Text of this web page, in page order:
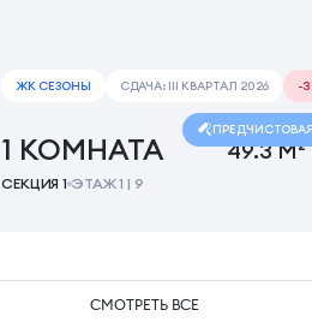
СМОТРЕТЬ ВСЕ
ЖК СЕЗОНЫ СДАЧА: III КВАРТАЛ 2026 -
1 КОМНАТА
СЕКЦИЯ 1 ЭТАЖ 1 | 9
49.3 М²